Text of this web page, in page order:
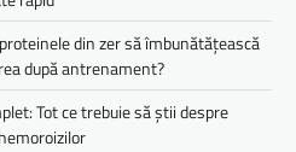
din zer să îmbunătățească
după antrenament?
Tot ce trebuie să știi despre